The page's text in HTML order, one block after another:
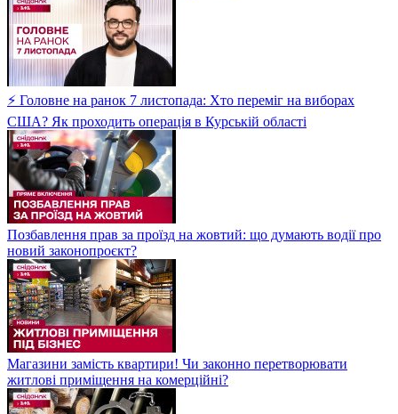
⚡ Головне на ранок 7 листопада: Хто переміг на виборах
США? Як проходить операція в Курській області
Позбавлення прав за проїзд на жовтий: що думають водії про
новий законопроєкт?
Магазини замість квартири! Чи законно перетворювати
житлові приміщення на комерційні?